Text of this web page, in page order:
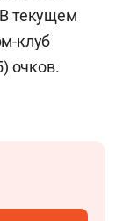
текущем
клуб
очков.